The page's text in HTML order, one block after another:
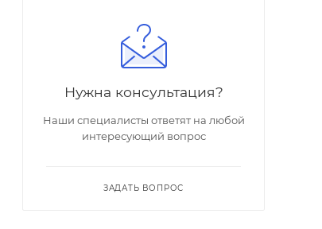
Нужна консультация?
Наши специалисты ответят на любой
интересующий вопрос
ЗАДАТЬ ВОПРОС